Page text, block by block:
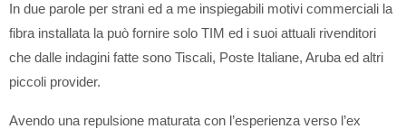
In due parole per strani ed a me inspiegabili motivi commerciali la
fibra installata la può fornire solo TIM ed i suoi attuali rivenditori
che dalle indagini fatte sono Tiscali, Poste Italiane, Aruba ed altri
piccoli provider.
Avendo una repulsione maturata con l’esperienza verso l’ex